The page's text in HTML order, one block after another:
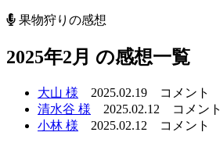
果物狩りの感想
2025年2月 の感想一覧
大山 様 2025.02.19 コメント
清水谷 様
2025.02.12 コメント
小林 様
2025.02.12 コメント